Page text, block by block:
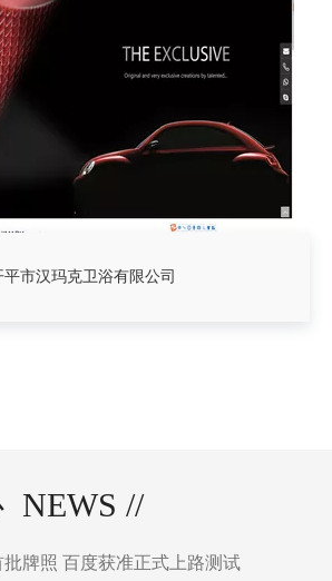
平市汉玛克卫浴有限公司
NEWS //
牌照 百度获准正式上路测试